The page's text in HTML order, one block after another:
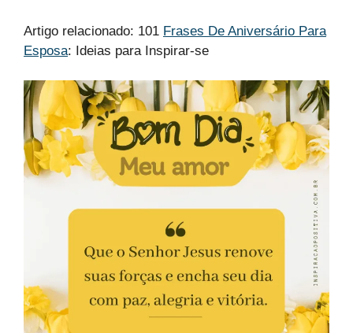
Artigo relacionado: 101 Frases De Aniversário Para
Esposa: Ideias para Inspirar-se